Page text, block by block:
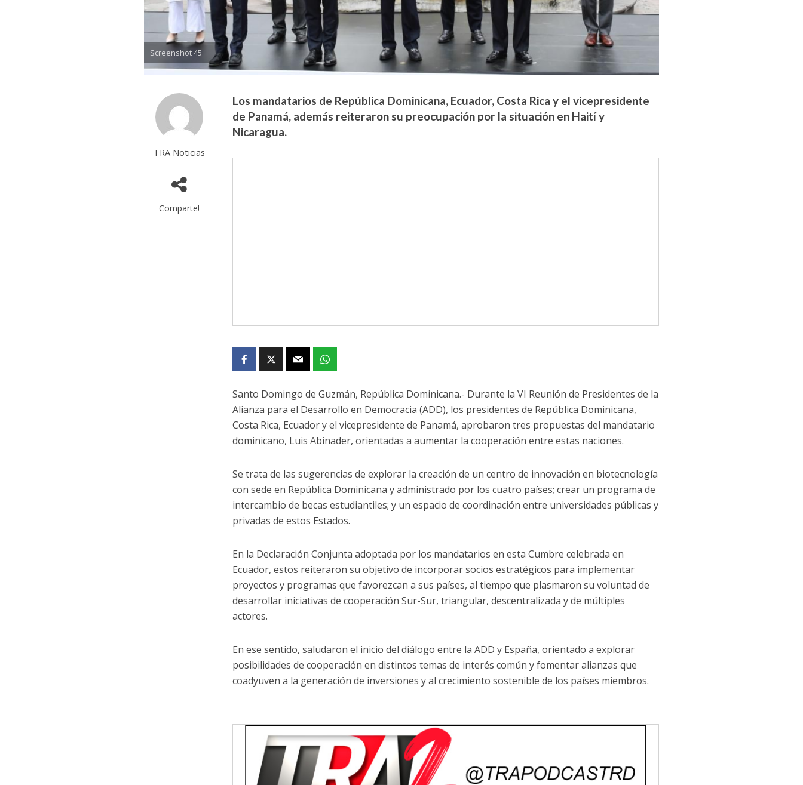
Screenshot 45
TRA Noticias
Comparte!
Los mandatarios de República Dominicana, Ecuador, Costa Rica y el vicepresidente
de Panamá, además reiteraron su preocupación por la situación en Haití y
Nicaragua.
Santo Domingo de Guzmán, República Dominicana.- Durante la VI Reunión de Presidentes de la
Alianza para el Desarrollo en Democracia (ADD), los presidentes de República Dominicana,
Costa Rica, Ecuador y el vicepresidente de Panamá, aprobaron tres propuestas del mandatario
dominicano, Luis Abinader, orientadas a aumentar la cooperación entre estas naciones.
Se trata de las sugerencias de explorar la creación de un centro de innovación en biotecnología
con sede en República Dominicana y administrado por los cuatro países; crear un programa de
intercambio de becas estudiantiles; y un espacio de coordinación entre universidades públicas y
privadas de estos Estados.
En la Declaración Conjunta adoptada por los mandatarios en esta Cumbre celebrada en
Ecuador, estos reiteraron su objetivo de incorporar socios estratégicos para implementar
proyectos y programas que favorezcan a sus países, al tiempo que plasmaron su voluntad de
desarrollar iniciativas de cooperación Sur-Sur, triangular, descentralizada y de múltiples
actores.
En ese sentido, saludaron el inicio del diálogo entre la ADD y España, orientado a explorar
posibilidades de cooperación en distintos temas de interés común y fomentar alianzas que
coadyuven a la generación de inversiones y al crecimiento sostenible de los países miembros.